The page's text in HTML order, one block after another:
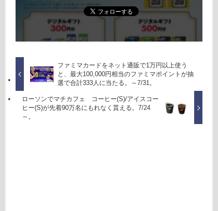
ファミマカードをネット通販で1万円以上使う
と、最大100,000円相当のファミマポイントが抽
選で合計333人に当たる。～7/31。
ローソンでマチカフェ コーヒー(S)/アイスコー
ヒー(S)が先着90万名にもれなく貰える。7/24
～。